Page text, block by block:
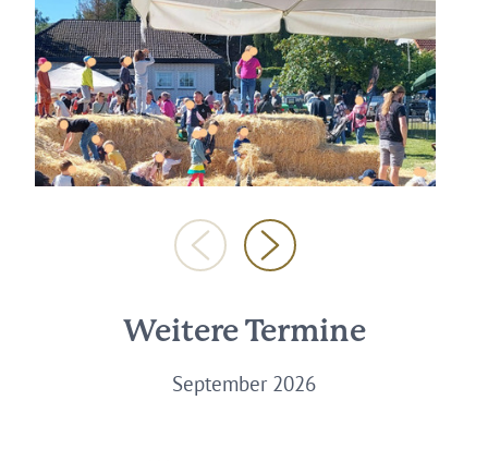
Weitere Termine
September 2026